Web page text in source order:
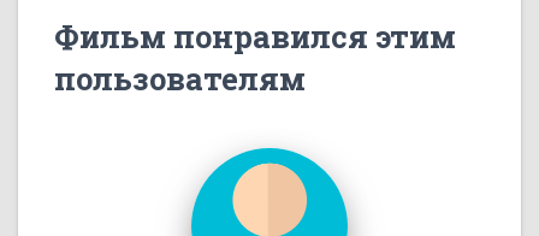
Фильм понравился этим
пользователям